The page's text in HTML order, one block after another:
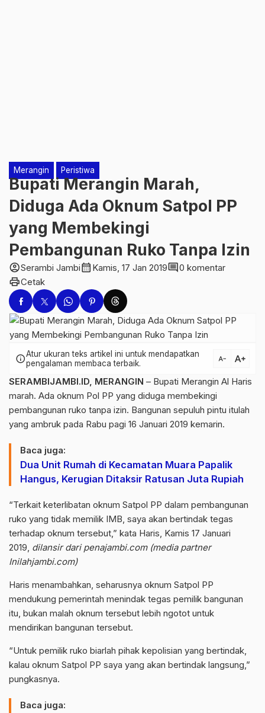
Merangin Peristiwa
Bupati Merangin Marah,
Diduga Ada Oknum Satpol PP
yang Membekingi
Pembangunan Ruko Tanpa Izin
account_circleSerambi Jambicalendar_month Kamis, 17 Jan 2019comment0 komentar
printCetak
infoAtur ukuran teks artikel ini untuk mendapatkan
pengalaman membaca terbaik.
text_decrease text_increase
SERAMBIJAMBI.ID, MERANGIN – Bupati Merangin Al Haris
marah. Ada oknum Pol PP yang diduga membekingi
pembangunan ruko tanpa izin. Bangunan sepuluh pintu itulah
yang ambruk pada Rabu pagi 16 Januari 2019 kemarin.
Baca juga:
Dua Unit Rumah di Kecamatan Muara Papalik
Hangus, Kerugian Ditaksir Ratusan Juta Rupiah
“Terkait keterlibatan oknum Satpol PP dalam pembangunan
ruko yang tidak memilik IMB, saya akan bertindak tegas
terhadap oknum tersebut,” kata Haris, Kamis 17 Januari
2019, dilansir dari penajambi.com (media partner
Inilahjambi.com)
Haris menambahkan, seharusnya oknum Satpol PP
mendukung pemerintah menindak tegas pemilik bangunan
itu, bukan malah oknum tersebut lebih ngotot untuk
mendirikan bangunan tersebut.
“Untuk pemilik ruko biarlah pihak kepolisian yang bertindak,
kalau oknum Satpol PP saya yang akan bertindak langsung,”
pungkasnya.
Baca juga: